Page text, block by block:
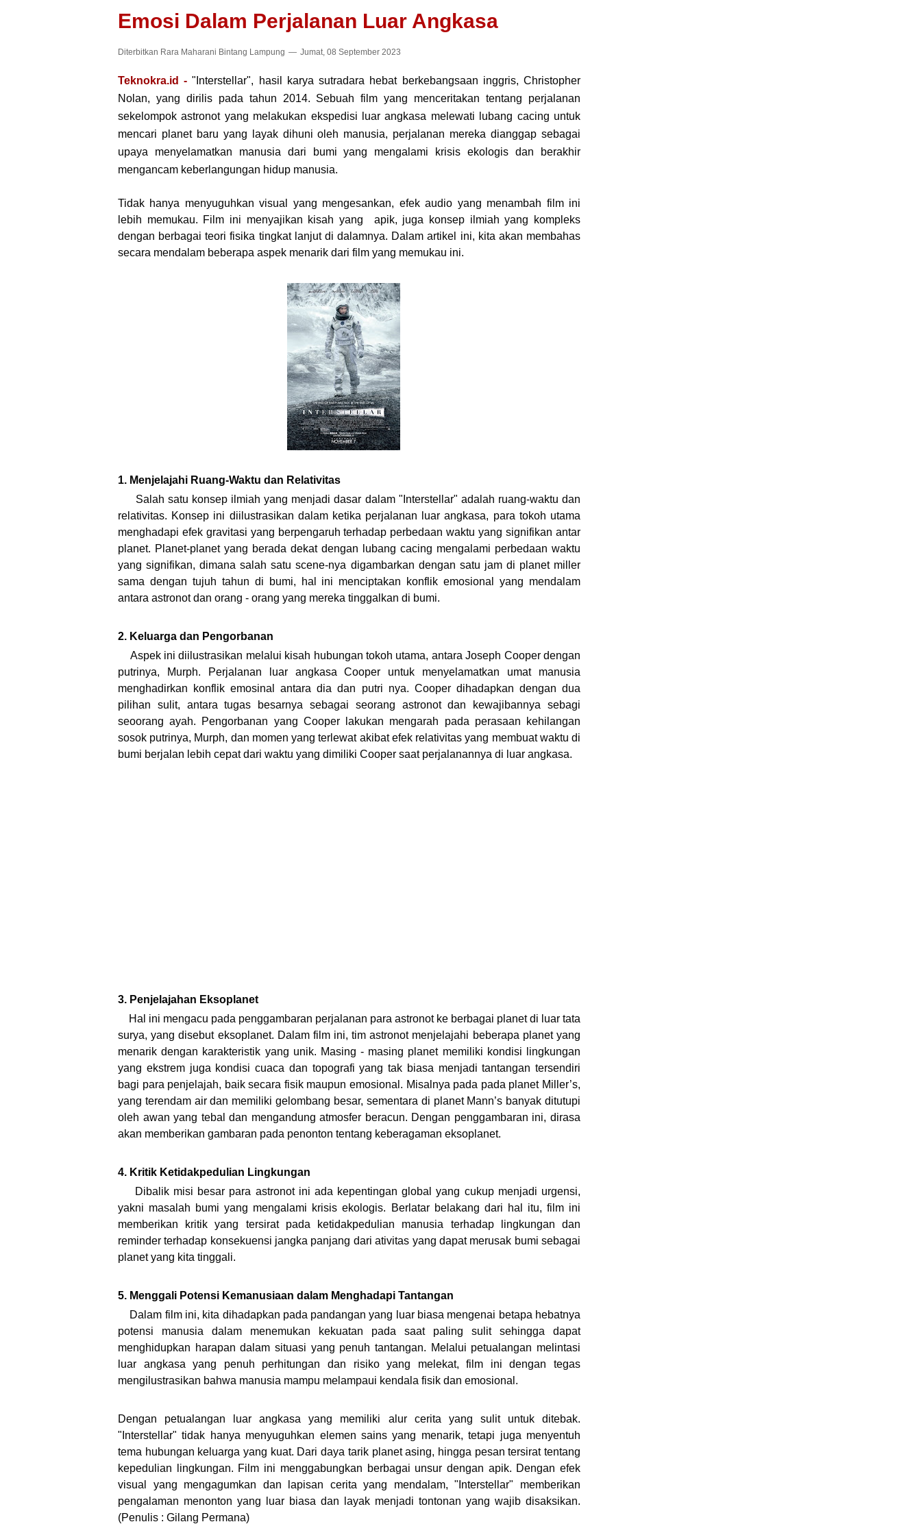
Emosi Dalam Perjalanan Luar Angkasa
Diterbitkan Rara Maharani Bintang Lampung Jumat, 08 September 2023
Teknokra.id -"Interstellar", hasil karya sutradara hebat berkebangsaan inggris, Christopher
Nolan, yang dirilis pada tahun 2014. Sebuah film yang menceritakan tentang perjalanan
sekelompok astronot yang melakukan ekspedisi luar angkasa melewati lubang cacing untuk
mencari planet baru yang layak dihuni oleh manusia, perjalanan mereka dianggap sebagai
upaya menyelamatkan manusia dari bumi yang mengalami krisis ekologis dan berakhir
mengancam keberlangungan hidup manusia.
Tidak hanya menyuguhkan visual yang mengesankan, efek audio yang menambah film ini
lebih memukau. Film ini menyajikan kisah yang
apik, juga konsep ilmiah yang kompleks
dengan berbagai teori fisika tingkat lanjut di dalamnya. Dalam artikel ini, kita akan membahas
secara mendalam beberapa aspek menarik dari film yang memukau ini.
1. Menjelajahi Ruang-Waktu dan Relativitas
Salah satu konsep ilmiah yang menjadi dasar dalam "Interstellar" adalah ruang-waktu dan
relativitas. Konsep ini diilustrasikan dalam ketika perjalanan luar angkasa, para tokoh utama
menghadapi efek gravitasi yang berpengaruh terhadap perbedaan waktu yang signifikan antar
planet. Planet-planet yang berada dekat dengan lubang cacing mengalami perbedaan waktu
yang signifikan, dimana salah satu scene-nya digambarkan dengan satu jam di planet miller
sama dengan tujuh tahun di bumi, hal ini menciptakan konflik emosional yang mendalam
antara astronot dan orang - orang yang mereka tinggalkan di bumi.
2. Keluarga dan Pengorbanan
Aspek ini diilustrasikan melalui kisah hubungan tokoh utama, antara Joseph Cooper dengan
putrinya, Murph. Perjalanan luar angkasa Cooper untuk menyelamatkan umat manusia
menghadirkan konflik emosinal antara dia dan putri nya. Cooper dihadapkan dengan dua
pilihan sulit, antara tugas besarnya sebagai seorang astronot dan kewajibannya sebagi
seoorang ayah. Pengorbanan yang Cooper lakukan mengarah pada perasaan kehilangan
sosok putrinya, Murph, dan momen yang terlewat akibat efek relativitas yang membuat waktu di
bumi berjalan lebih cepat dari waktu yang dimiliki Cooper saat perjalanannya di luar angkasa.
3. Penjelajahan Eksoplanet
Hal ini mengacu pada penggambaran perjalanan para astronot ke berbagai planet di luar tata
surya, yang disebut eksoplanet. Dalam film ini, tim astronot menjelajahi beberapa planet yang
menarik dengan karakteristik yang unik. Masing - masing planet memiliki kondisi lingkungan
yang ekstrem juga kondisi cuaca dan topografi yang tak biasa menjadi tantangan tersendiri
bagi para penjelajah, baik secara fisik maupun emosional. Misalnya pada pada planet Miller’s,
yang terendam air dan memiliki gelombang besar, sementara di planet Mann’s banyak ditutupi
oleh awan yang tebal dan mengandung atmosfer beracun. Dengan penggambaran ini, dirasa
akan memberikan gambaran pada penonton tentang keberagaman eksoplanet.
4. Kritik Ketidakpedulian Lingkungan
Dibalik misi besar para astronot ini ada kepentingan global yang cukup menjadi urgensi,
yakni masalah bumi yang mengalami krisis ekologis. Berlatar belakang dari hal itu, film ini
memberikan kritik yang tersirat pada ketidakpedulian manusia terhadap lingkungan dan
reminder terhadap konsekuensi jangka panjang dari ativitas yang dapat merusak bumi sebagai
planet yang kita tinggali.
5. Menggali Potensi Kemanusiaan dalam Menghadapi Tantangan
Dalam film ini, kita dihadapkan pada pandangan yang luar biasa mengenai betapa hebatnya
potensi manusia dalam menemukan kekuatan pada saat paling sulit sehingga dapat
menghidupkan harapan dalam situasi yang penuh tantangan. Melalui petualangan melintasi
luar angkasa yang penuh perhitungan dan risiko yang melekat, film ini dengan tegas
mengilustrasikan bahwa manusia mampu melampaui kendala fisik dan emosional.
Dengan petualangan luar angkasa yang memiliki alur cerita yang sulit untuk ditebak.
"Interstellar" tidak hanya menyuguhkan elemen sains yang menarik, tetapi juga menyentuh
tema hubungan keluarga yang kuat. Dari daya tarik planet asing, hingga pesan tersirat tentang
kepedulian lingkungan. Film ini menggabungkan berbagai unsur dengan apik. Dengan efek
visual yang mengagumkan dan lapisan cerita yang mendalam, "Interstellar" memberikan
pengalaman menonton yang luar biasa dan layak menjadi tontonan yang wajib disaksikan.
(Penulis : Gilang Permana)